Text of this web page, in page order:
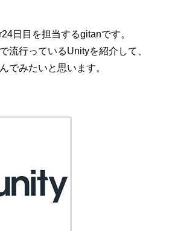
日目を担当するgitanです。
流行っているUnityを紹介して、
でみたいと思います。